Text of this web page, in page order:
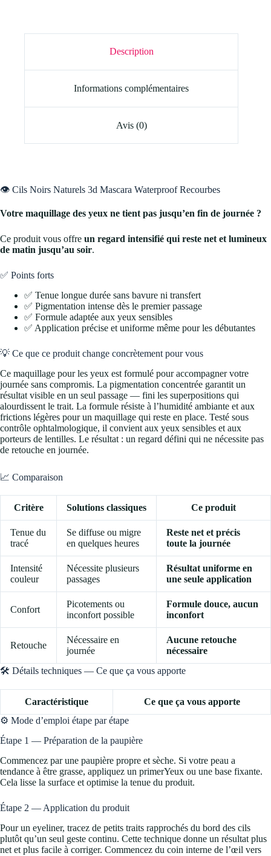
Description
Informations complémentaires
Avis (0)
👁️ Cils Noirs Naturels 3d Mascara Waterproof Recourbes
Votre maquillage des yeux ne tient pas jusqu’en fin de journée ?
Ce produit vous offre un regard intensifié qui reste net et lumineux
de matin jusqu’au soir.
✅ Points forts
✅ Tenue longue durée sans bavure ni transfert
✅ Pigmentation intense dès le premier passage
✅ Formule adaptée aux yeux sensibles
✅ Application précise et uniforme même pour les débutantes
💡 Ce que ce produit change concrètement pour vous
Ce maquillage pour les yeux est formulé pour accompagner votre
journée sans compromis. La pigmentation concentrée garantit un
résultat visible en un seul passage — fini les superpositions qui
alourdissent le trait. La formule résiste à l’humidité ambiante et aux
frictions légères pour un maquillage qui reste en place. Testé sous
contrôle ophtalmologique, il convient aux yeux sensibles et aux
porteurs de lentilles. Le résultat : un regard défini qui ne nécessite pas
de retouche en journée.
📈 Comparaison
Critère Solutions classiques Ce produit
Tenue du
tracé
Se diffuse ou migre
en quelques heures
Reste net et précis
toute la journée
Intensité
couleur
Nécessite plusieurs
passages
Résultat uniforme en
une seule application
Confort
Picotements ou
inconfort possible
Formule douce, aucun
inconfort
Retouche
Nécessaire en
journée
Aucune retouche
nécessaire
🛠️ Détails techniques — Ce que ça vous apporte
Caractéristique
Ce que ça vous apporte
⚙️ Mode d’emploi étape par étape
Étape 1 — Préparation de la paupière
Commencez par une paupière propre et sèche. Si votre peau a
tendance à être grasse, appliquez un primerYeux ou une base fixante.
Cela lisse la surface et optimise la tenue du produit.
Étape 2 — Application du produit
Pour un eyeliner, tracez de petits traits rapprochés du bord des cils
plutôt qu’un seul geste continu. Cette technique donne un résultat plus
net et plus facile à corriger. Commencez du coin interne de l’œil vers